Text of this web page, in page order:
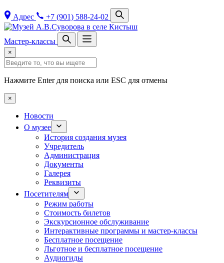
Адрес +7 (901) 588-24-02
Мастер-классы
×
Нажмите Enter для поиска или ESC для отмены
×
Новости
О музее
История создания музея
Учредитель
Администрация
Документы
Галерея
Реквизиты
Посетителям
Режим работы
Стоимость билетов
Экскурсионное обслуживание
Интерактивные программы и мастер-классы
Бесплатное посещение
Льготное и бесплатное посещение
Аудиогиды